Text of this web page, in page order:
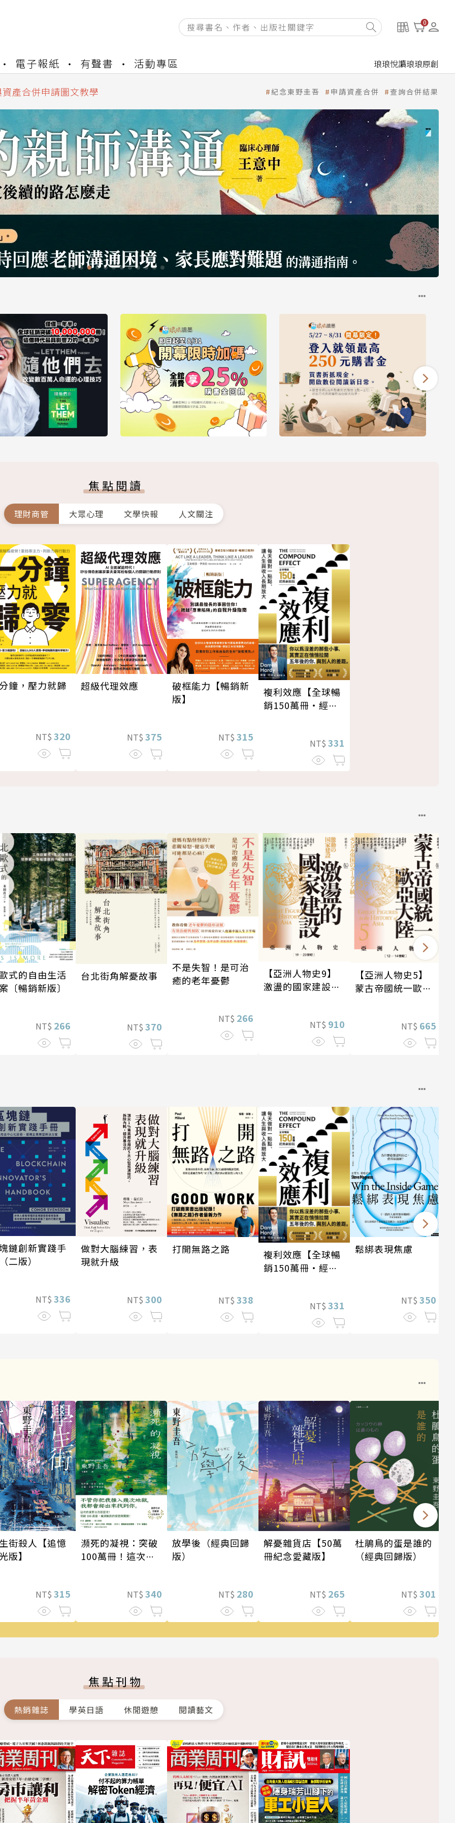
0
電子報紙 有聲書 活動專區 琅琅悅讀琅琅原創
開通申請
產合併申請圖文教學
開通申請
紀念東野圭吾 申請資產合併 查詢合併結果
焦點閱讀
理財商管 大眾心理 文學快報 人文關注
鐘，壓力就歸
NT$ 320
超級代理效應
NT$ 375
破框能力【暢銷新
版】
NT$ 315
複利效應【全球暢
銷150萬冊・經典
NT$ 331
式的自由生活
〔暢銷新版〕
NT$ 266
台北街角解憂故事
NT$ 370
不是失智！是可治
癒的老年憂鬱
NT$ 266
【亞洲人物史9】
激盪的國家建設
NT$ 910
【亞洲人物史5】
蒙古帝國統一歐亞
NT$ 665
鏈創新實踐手
二版）
NT$ 336
做對大腦練習，表
現就升級
NT$ 300
打開無路之路
NT$ 338
複利效應【全球暢
銷150萬冊・經典
NT$ 331
鬆綁表現焦慮
NT$ 350
街殺人【追憶
版】
NT$ 315
瀕死的凝視：突破
100萬冊！這次的
NT$ 340
放學後（經典回歸
版）
NT$ 280
解憂雜貨店【50萬
冊紀念愛藏版】
NT$ 265
杜鵑鳥的蛋是誰的
（經典回歸版）
NT$ 301
焦點刊物
熱銷雜誌 學英日語 休閒遊憩 閱讀藝文